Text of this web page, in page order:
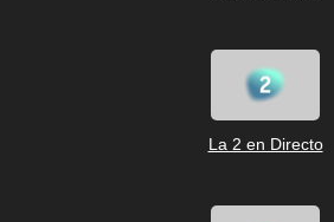
La 2 en Directo